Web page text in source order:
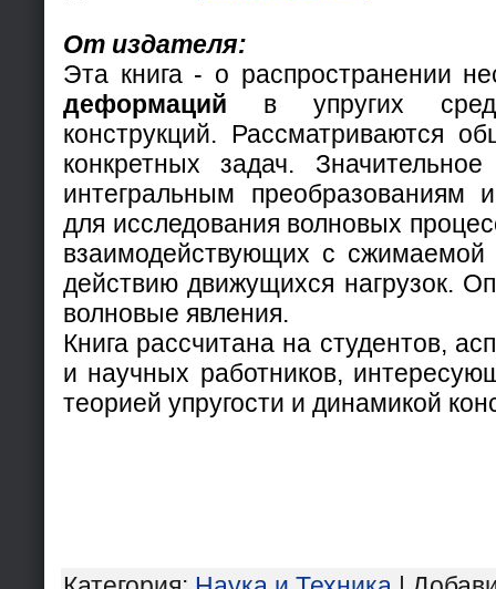
От издателя:
Эта книга - о распространении
деформаций в упругих
конструкций. Рассматриваются
конкретных задач.
интегральным преобразованиям
для исследования волновых
взаимодействующих с сжимаемой
действию движущихся нагрузок.
волновые явления.
Книга рассчитана на студентов,
и научных работников,
теорией упругости и динамикой